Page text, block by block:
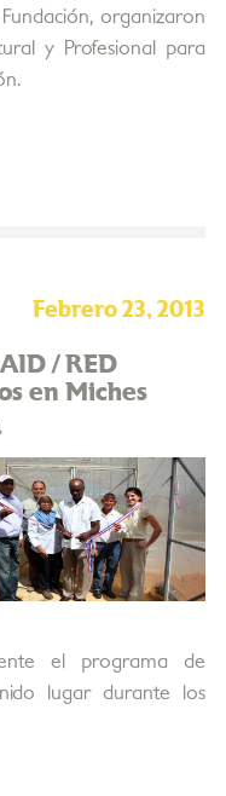
organizaron
y Profesional para
Febrero 23, 2013
/ RED
en Miches
el programa de
lugar durante los